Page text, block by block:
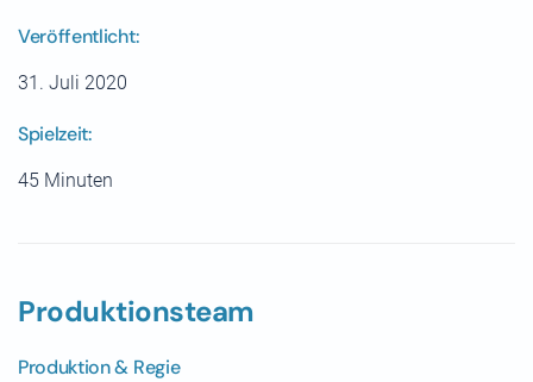
Veröffentlicht:
31. Juli 2020
Spielzeit:
45 Minuten
Produktionsteam
Produktion & Regie